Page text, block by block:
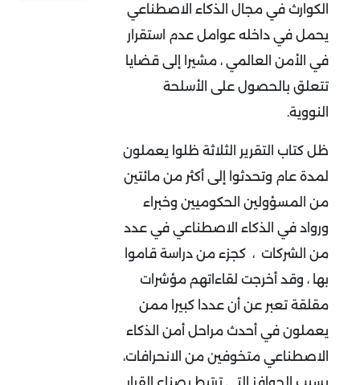
الكوارث في مجال الذكاء الاصطناعي
يحمل في داخله عوامل عدم استقرار
في الأمن العالمي ، مشيرا إلى قضايا
تتعلق بالحصول على الأسلحة
النووية.
ظل كتاب التقرير الثلاثة ظلوا يعملون
لمدة عام وتحدثوا إلى أكثر من مائتين
من المسؤولين الحكوميين وخبراء
ورواد في الذكاء الاصطناعي في عدد
من الشركات ، كجزء من دراسة قاموا
بها ، وقد أخرجت لقاءاتهم مؤشرات
مقلقة تعبر عن أن عددا كبيرا ممن
يعملون في أحدث مراحل أمن الذكاء
الاصطناعي متخوفين من الانحرافات،